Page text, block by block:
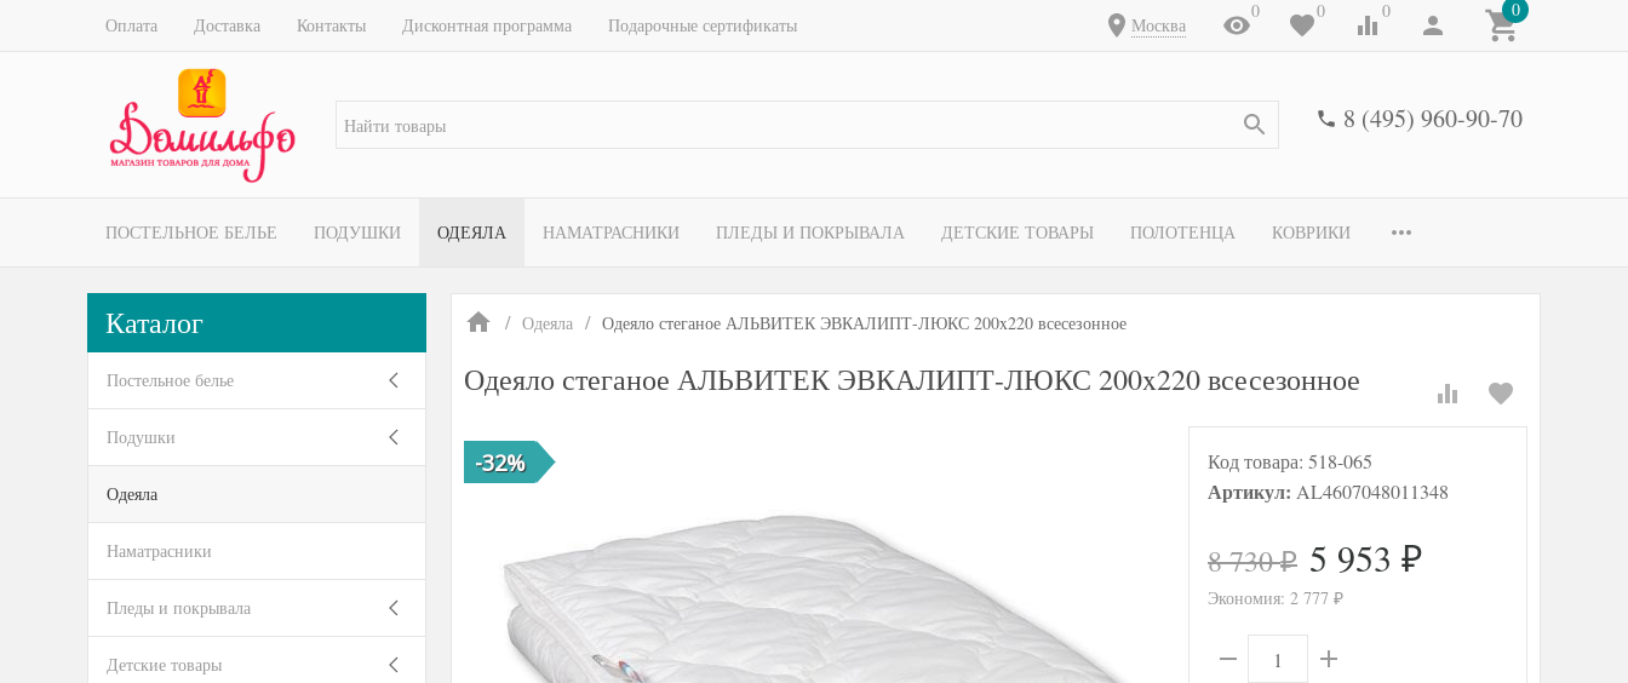
Оплата Доставка Контакты Дисконтная программа Подарочные сертификаты Москва
0 0 0 0
8 (495) 960-90-70
ПОСТЕЛЬНОЕ БЕЛЬЕ ПОДУШКИ ОДЕЯЛА НАМАТРАСНИКИ ПЛЕДЫ И ПОКРЫВАЛА ДЕТСКИЕ ТОВАРЫ ПОЛОТЕНЦА КОВРИКИ
Одеяла Одеяло стеганое АЛЬВИТЕК ЭВКАЛИПТ-ЛЮКС 200x220 всесезонное
Одеяло стеганое АЛЬВИТЕК ЭВКАЛИПТ-ЛЮКС 200x220 всесезонное
-32% Код товара: 518-065
Артикул: AL4607048011348
8 730₽ 5 953 ₽
Экономия: 2 777 ₽
Каталог
Постельное белье
Подушки
Одеяла
Наматрасники
Пледы и покрывала
Детские товары